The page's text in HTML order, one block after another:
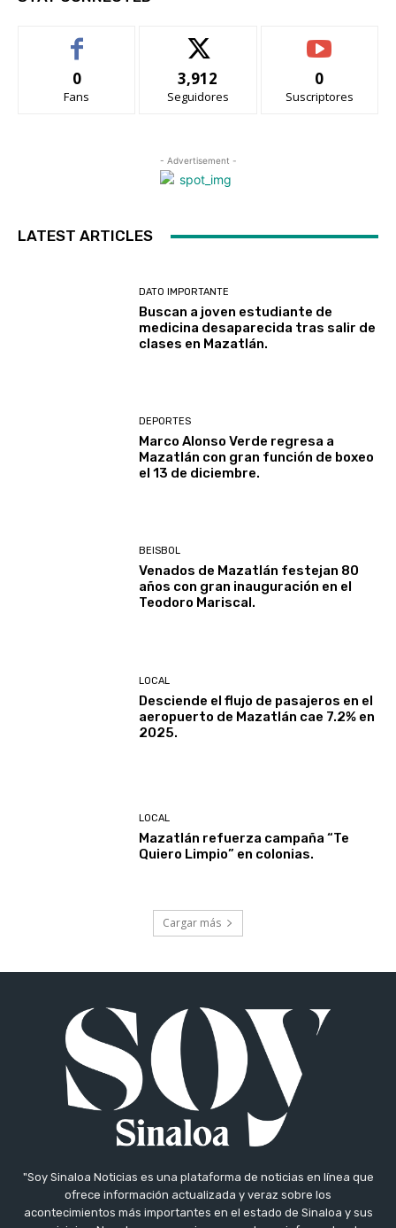
0
Fans
3,912
Seguidores
0
Suscriptores
- Advertisement -
LATEST ARTICLES
DATO IMPORTANTE
Buscan a joven estudiante de
medicina desaparecida tras salir de
clases en Mazatlán.
DEPORTES
Marco Alonso Verde regresa a
Mazatlán con gran función de boxeo
el 13 de diciembre.
BEISBOL
Venados de Mazatlán festejan 80
años con gran inauguración en el
Teodoro Mariscal.
LOCAL
Desciende el flujo de pasajeros en el
aeropuerto de Mazatlán cae 7.2% en
2025.
LOCAL
Mazatlán refuerza campaña “Te
Quiero Limpio” en colonias.
Cargar más
"Soy Sinaloa Noticias es una plataforma de noticias en línea que
ofrece información actualizada y veraz sobre los
acontecimientos más importantes en el estado de Sinaloa y sus